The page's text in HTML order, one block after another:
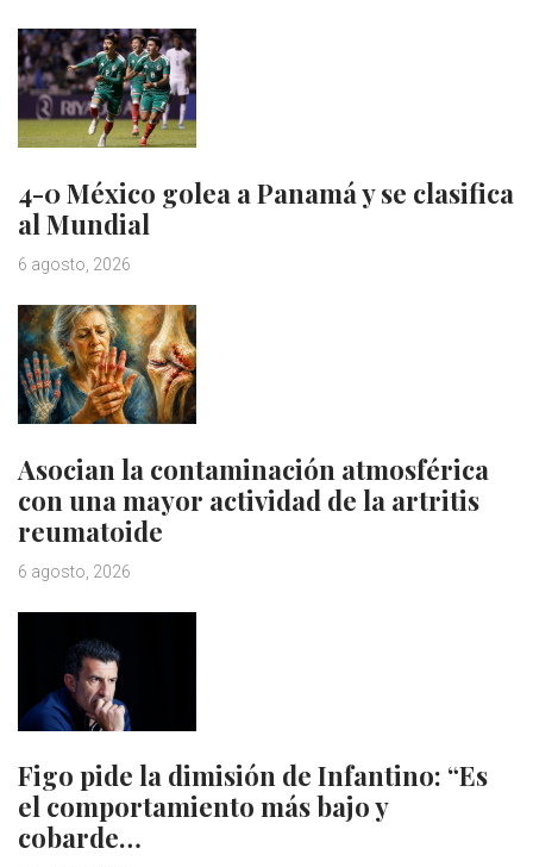
4-0 México golea a Panamá y se clasifica
al Mundial
6 agosto, 2026
Asocian la contaminación atmosférica
con una mayor actividad de la artritis
reumatoide
6 agosto, 2026
Figo pide la dimisión de Infantino: “Es
el comportamiento más bajo y
cobarde…